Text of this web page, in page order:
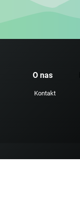
O nas
Kontakt